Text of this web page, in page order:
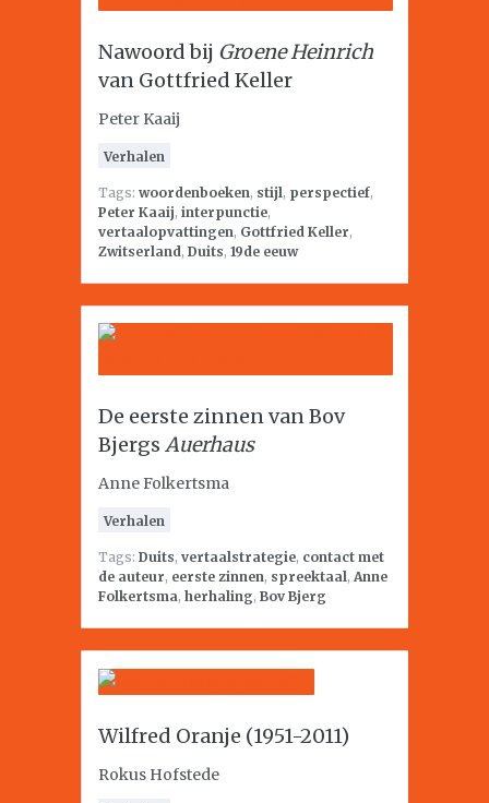
Nawoord bij Groene Heinrich
van Gottfried Keller
Peter Kaaij
Verhalen
Tags: woordenboeken, stijl , perspectief,
Peter Kaaij, interpunctie,
vertaalopvattingen, Gottfried Keller,
Zwitserland , Duits, 19de eeuw
De eerste zinnen van Bov
Bjergs Auerhaus
Anne Folkertsma
Verhalen
Tags: Duits, vertaalstrategie, contact met
de auteur, eerste zinnen, spreektaal , Anne
Folkertsma, herhaling, Bov Bjerg
Wilfred Oranje (1951-2011)
Rokus Hofstede